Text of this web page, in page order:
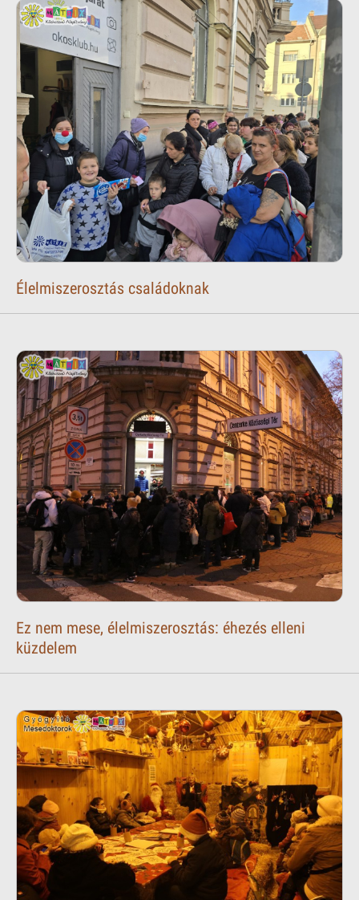
Élelmiszerosztás családoknak
Ez nem mese, élelmiszerosztás: éhezés elleni
küzdelem